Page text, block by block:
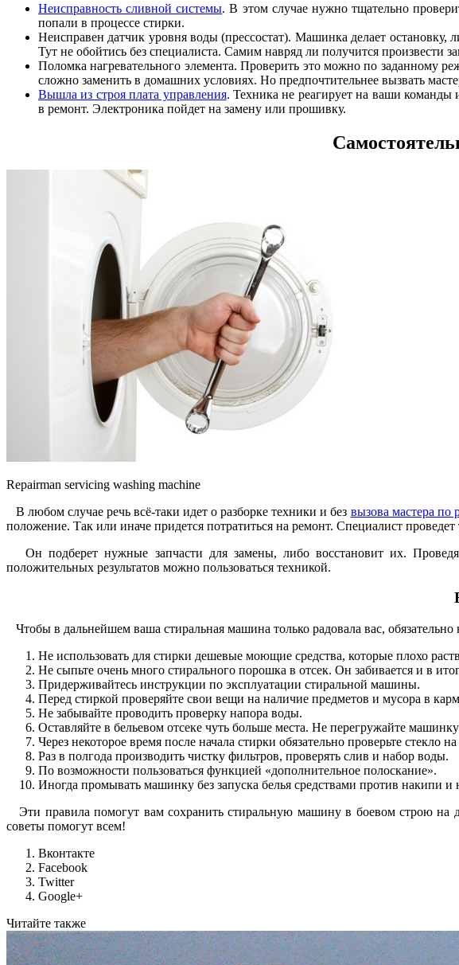
Неисправность сливной системы. В этом случае нужно тщательно
попали в процессе стирки.
Неисправен датчик уровня воды (прессостат). Машинка делает
Тут не обойтись без специалиста. Самим навряд ли получится произвести
Поломка нагревательного элемента. Проверить это можно по заданному
сложно заменить в домашних условиях. Но предпочтительнее вызвать
Вышла из строя плата управления. Техника не реагирует на ваши команды
в ремонт. Электроника пойдет на замену или прошивку.
Repairman servicing washing machine
В любом случае речь всё-таки идет о разборке техники и без вызова мастера
положение. Так или иначе придется потратиться на ремонт. Специалист
Он подберет нужные запчасти для замены, либо восстановит их. Проведя
положительных результатов можно пользоваться техникой.
Чтобы в дальнейшем ваша стиральная машина только радовала вас, обязательно
Не использовать для стирки дешевые моющие средства, которые плохо
Не сыпьте очень много стирального порошка в отсек. Он забивается и в
Придерживайтесь инструкции по эксплуатации стиральной машины.
Перед стиркой проверяйте свои вещи на наличие предметов и мусора в
Не забывайте проводить проверку напора воды.
Оставляйте в бельевом отсеке чуть больше места. Не перегружайте
Через некоторое время после начала стирки обязательно проверьте стекло
Раз в полгода производить чистку фильтров, проверять слив и набор воды.
По возможности пользоваться функцией «дополнительное полоскание».
Иногда промывать машинку без запуска белья средствами против накипи
Эти правила помогут вам сохранить стиральную машину в боевом строю
советы помогут всем!
Вконтакте
Facebook
Twitter
Google+
Читайте также